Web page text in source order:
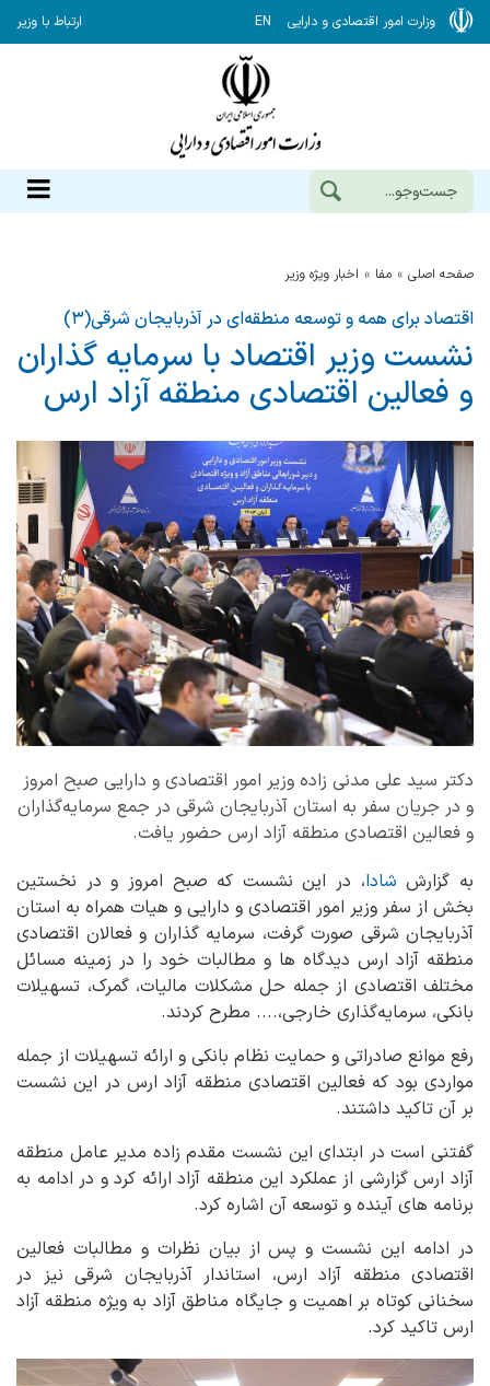
وزارت امور اقتصادی و دارایی EN ارتباط با وزیر
صفحه اصلی مفا اخبار ویژه وزیر
اقتصاد برای همه و توسعه منطقه‌ای در آذربایجان شرقی(۳)
نشست وزیر اقتصاد با سرمایه گذاران
و فعالین اقتصادی منطقه آزاد ارس
دکتر سید علی مدنی زاده وزیر امور اقتصادی و دارایی صبح امروز
و در جریان سفر به استان آذربایجان شرقی در جمع سرمایه‌گذاران
و فعالین اقتصادی منطقه آزاد ارس حضور یافت.
به گزارش شادا، در این نشست که صبح امروز و در نخستین
بخش از سفر وزیر امور اقتصادی و دارایی و هیات همراه به استان
آذربایجان شرقی صورت گرفت، سرمایه گذاران و فعالان اقتصادی
منطقه آزاد ارس دیدگاه ها و مطالبات خود را در زمینه مسائل
مختلف اقتصادی از جمله حل مشکلات مالیات، گمرک، تسهیلات
بانکی، سرمایه‌گذاری خارجی،.... مطرح کردند.
رفع موانع صادراتی و حمایت نظام بانکی و ارائه تسهیلات از جمله
مواردی بود که فعالین اقتصادی منطقه آزاد ارس در این نشست
بر آن تاکید داشتند.
گفتنی است در ابتدای این نشست مقدم زاده مدیر عامل منطقه
آزاد ارس گزارشی از عملکرد این منطقه آزاد ارائه کرد و در ادامه به
برنامه های آینده و توسعه آن اشاره کرد.
در ادامه این نشست و پس از بیان نظرات و مطالبات فعالین
اقتصادی منطقه آزاد ارس، استاندار آذربایجان شرقی نیز در
سخنانی کوتاه بر اهمیت و جایگاه مناطق آزاد به ویژه منطقه آزاد
ارس تاکید کرد.